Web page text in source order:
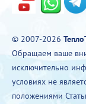
© 2007-2026
Обращаем ваше
исключительно
условиях не
положениями